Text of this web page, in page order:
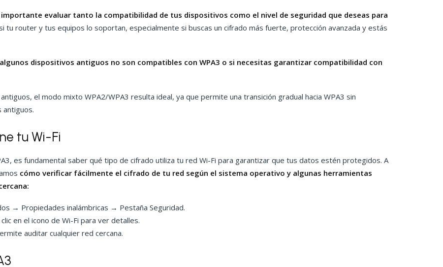
importante evaluar tanto la compatibilidad de tus dispositivos como el nivel de seguridad que deseas para
tu router y tus equipos lo soportan, especialmente si buscas un cifrado más fuerte, protección avanzada y estás
dispositivos antiguos no son compatibles con WPA3 o si necesitas garantizar compatibilidad con
el modo mixto WPA2/WPA3 resulta ideal, ya que permite una transición gradual hacia WPA3 sin
antiguos.
tu Wi-Fi
es fundamental saber qué tipo de cifrado utiliza tu red Wi-Fi para garantizar que tus datos estén protegidos. A
cómo verificar fácilmente el cifrado de tu red según el sistema operativo y algunas herramientas
→ Propiedades inalámbricas → Pestaña Seguridad.
en el icono de Wi-Fi para ver detalles.
auditar cualquier red cercana.